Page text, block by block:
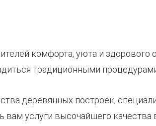
комфорта, уюта и здорового
традиционными
деревянных построек,
услуги высочайшего